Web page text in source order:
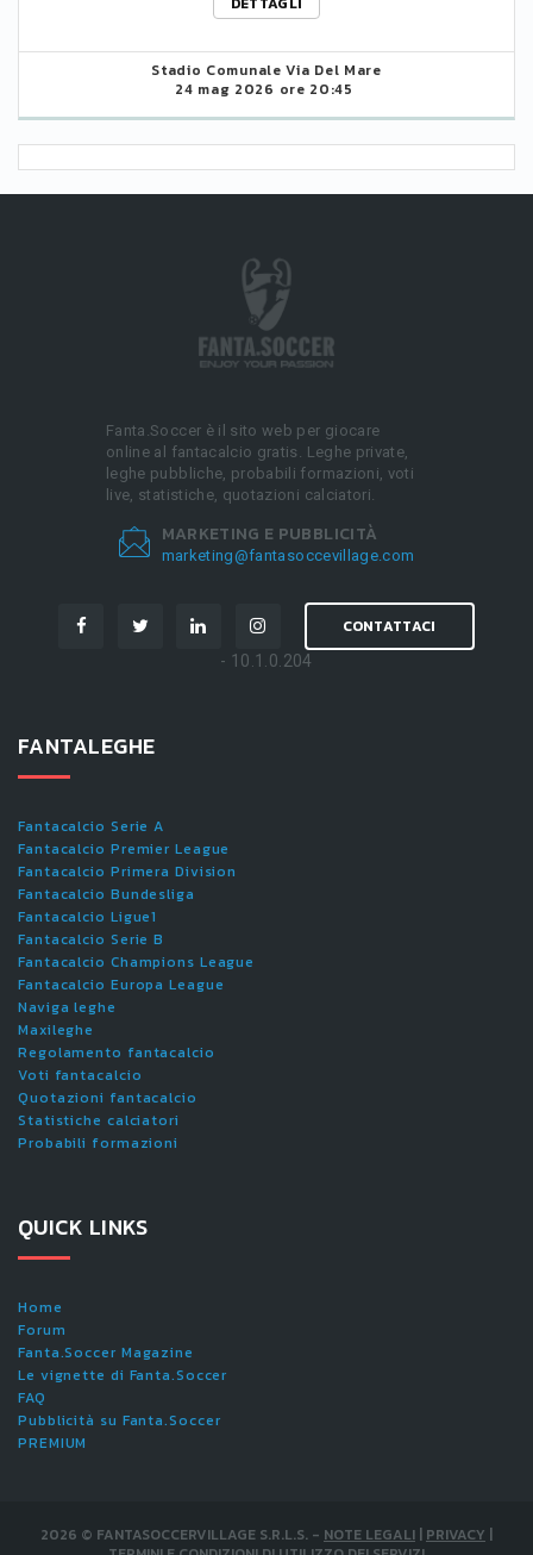
Stadio Comunale Via Del Mare
24 mag 2026 ore 20:45
Fanta.Soccer è il sito web per giocare
online al fantacalcio gratis. Leghe private,
leghe pubbliche, probabili formazioni, voti
live, statistiche, quotazioni calciatori.
MARKETING E PUBBLICITÀ
marketing@fantasoccevillage.com
CONTATTACI
- 10.1.0.204
FANTALEGHE
Fantacalcio Serie A
Fantacalcio Premier League
Fantacalcio Primera Division
Fantacalcio Bundesliga
Fantacalcio Ligue1
Fantacalcio Serie B
Fantacalcio Champions League
Fantacalcio Europa League
Naviga leghe
Maxileghe
Regolamento fantacalcio
Voti fantacalcio
Quotazioni fantacalcio
Statistiche calciatori
Probabili formazioni
QUICK LINKS
Home
Forum
Fanta.Soccer Magazine
Le vignette di Fanta.Soccer
FAQ
Pubblicità su Fanta.Soccer
PREMIUM
2026 © FANTASOCCERVILLAGE S.R.L.S. - NOTE LEGALI | PRIVACY |